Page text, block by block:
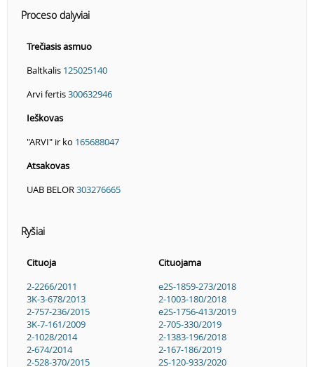
Proceso dalyviai
Trečiasis asmuo
Baltkalis 125025140
Arvi fertis300632946
Ieškovas
"ARVI" ir ko 165688047
Atsakovas
UAB BELOR303276665
Ryšiai
Cituoja
Cituojama
2-2266/2011
3K-3-678/2013
2-757-236/2015
3K-7-161/2009
2-1028/2014
2-674/2014
2-528-370/2015
e2S-1859-273/2018
2-1003-180/2018
e2S-1756-413/2019
2-705-330/2019
2-1383-196/2018
2-167-186/2019
2S-120-933/2020